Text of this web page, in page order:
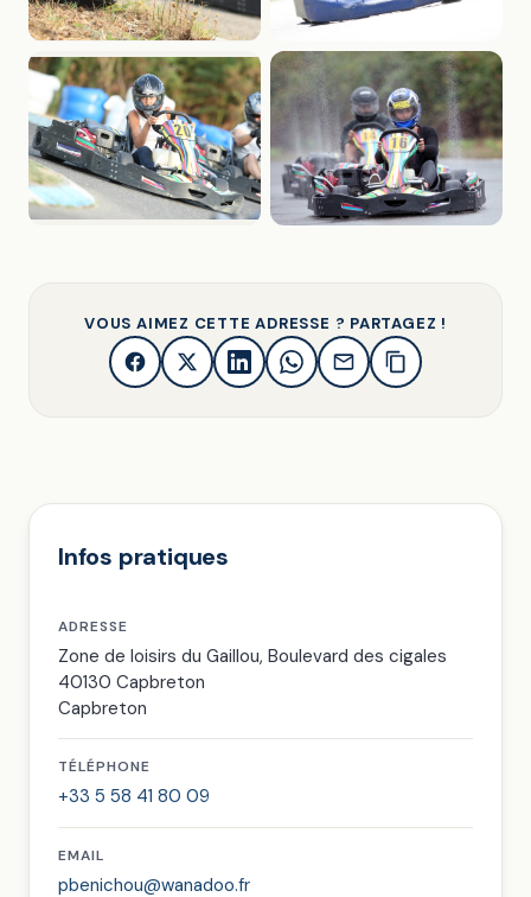
VOUS AIMEZ CETTE ADRESSE ? PARTAGEZ !
Infos pratiques
ADRESSE
Zone de loisirs du Gaillou, Boulevard des cigales
40130 Capbreton
Capbreton
TÉLÉPHONE
+33 5 58 41 80 09
EMAIL
pbenichou@wanadoo.fr